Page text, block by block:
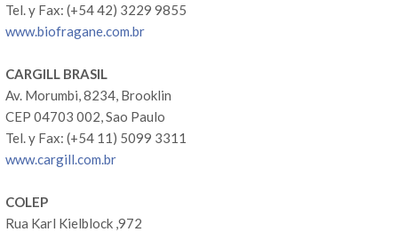
Tel. y Fax: (+54 42) 3229 9855
www.biofragane.com.br
CARGILL BRASIL
Av. Morumbi, 8234, Brooklin
CEP 04703 002, Sao Paulo
Tel. y Fax: (+54 11) 5099 3311
www.cargill.com.br
COLEP
Rua Karl Kielblock ,972